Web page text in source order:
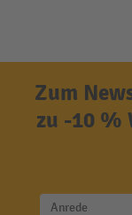
Zum
zu -10 %
Anrede